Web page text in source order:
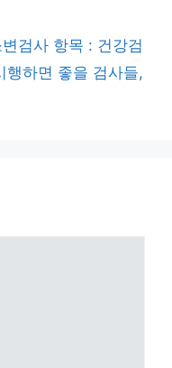
검사 항목 : 건강검
행하면 좋을 검사들,